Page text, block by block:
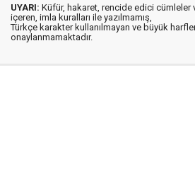
UYARI: Küfür, hakaret, rencide edici cümleler
içeren, imla kuralları ile yazılmamış,
Türkçe karakter kullanılmayan ve büyük
onaylanmamaktadır.